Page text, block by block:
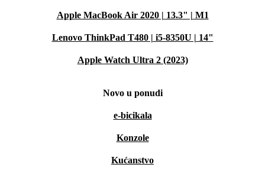
Apple MacBook Air 2020 | 13.3" | M1
Lenovo ThinkPad T480 | i5-8350U | 14"
Apple Watch Ultra 2 (2023)
Novo u ponudi
e-bicikala
Konzole
Kućanstvo